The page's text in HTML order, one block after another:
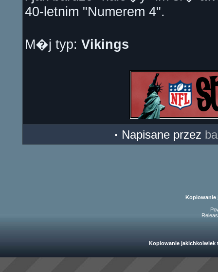
40-letnim "Numerem 4".
M�j typ:Vikings
· Napisane przez
Kopiowanie